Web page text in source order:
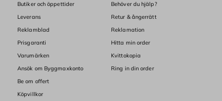
Butiker och öppettider
Leverans
Reklamblad
Prisgaranti
Varumärken
Ansök om Byggmaxkonto
Be om offert
Köpvillkor
Behöver du hjälp?
Retur & ångerrätt
Reklamation
Hitta min order
Kvittokopia
Ring in din order